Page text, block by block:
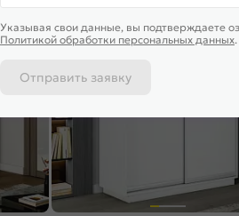
Указывая свои данные, вы подтверждаете
Политикой обработки персональных данных.
Отправить заявку